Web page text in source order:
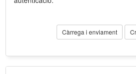
Càrrega i enviament